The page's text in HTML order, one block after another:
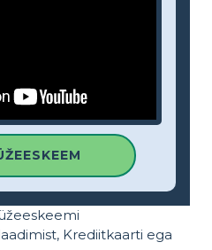
Krediitkaarti ega